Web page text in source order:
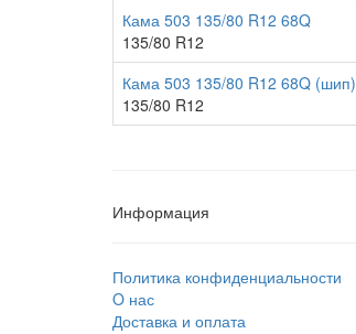
Кама 503 135/80 R12 68Q
135/80 R12
Кама 503 135/80 R12 68Q (шип)
135/80 R12
Информация
Политика конфиденциальности
O нас
Доставка и оплата